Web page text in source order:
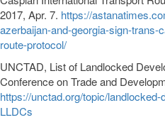
2017, Apr. 7. https://
azerbaijan-and-georgia-sign-trans-
route-protocol/
UNCTAD, List of Landlocked
Conference on Trade and
https://unctad.org/topic/
LLDCs